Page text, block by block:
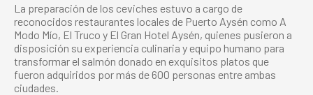
La preparación de los ceviches estuvo a cargo de
reconocidos restaurantes locales de Puerto Aysén como A
Modo Mío, El Truco y El Gran Hotel Aysén, quienes pusieron a
disposición su experiencia culinaria y equipo humano para
transformar el salmón donado en exquisitos platos que
fueron adquiridos por más de 600 personas entre ambas
ciudades.